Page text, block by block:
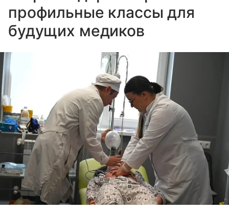
профильные классы для
будущих медиков